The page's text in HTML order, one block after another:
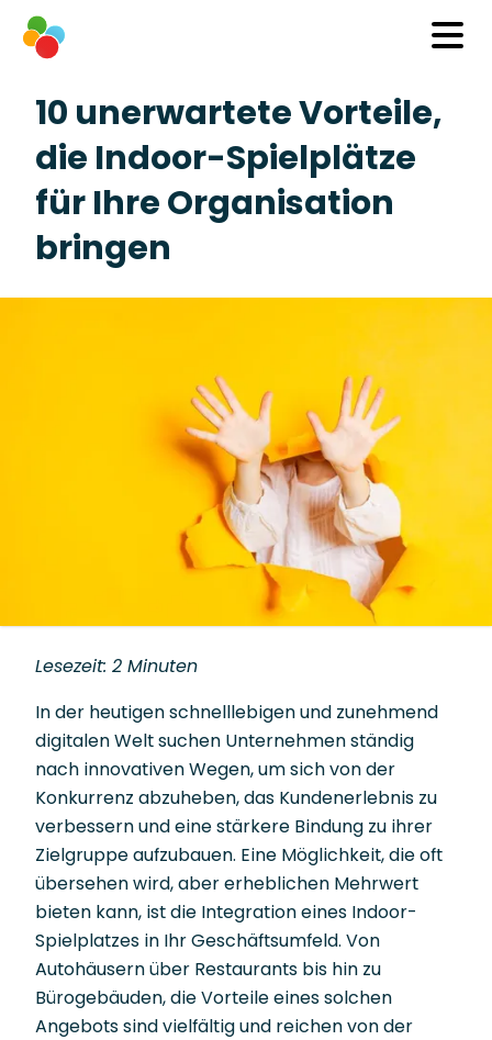
10 unerwartete Vorteile,
die Indoor-Spielplätze
für Ihre Organisation
bringen
Lesezeit: 2 Minuten
In der heutigen schnelllebigen und zunehmend
digitalen Welt suchen Unternehmen ständig
nach innovativen Wegen, um sich von der
Konkurrenz abzuheben, das Kundenerlebnis zu
verbessern und eine stärkere Bindung zu ihrer
Zielgruppe aufzubauen. Eine Möglichkeit, die oft
übersehen wird, aber erheblichen Mehrwert
bieten kann, ist die Integration eines Indoor-
Spielplatzes in Ihr Geschäftsumfeld. Von
Autohäusern über Restaurants bis hin zu
Bürogebäuden, die Vorteile eines solchen
Angebots sind vielfältig und reichen von der